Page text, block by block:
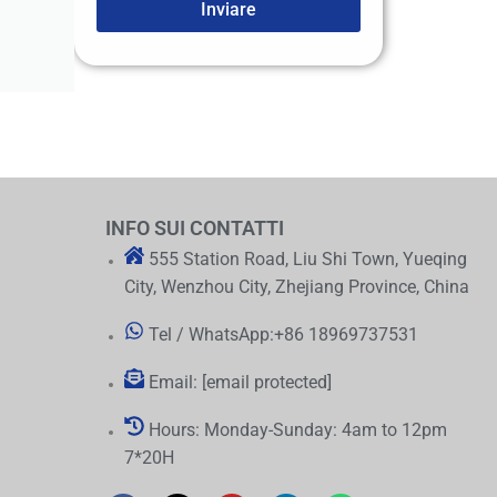
Inviare
INFO SUI CONTATTI
555 Station Road, Liu Shi Town, Yueqing
City, Wenzhou City, Zhejiang Province, China
Tel / WhatsApp:+86 18969737531
Email: [email protected]
Hours: Monday-Sunday: 4am to 12pm
7*20H